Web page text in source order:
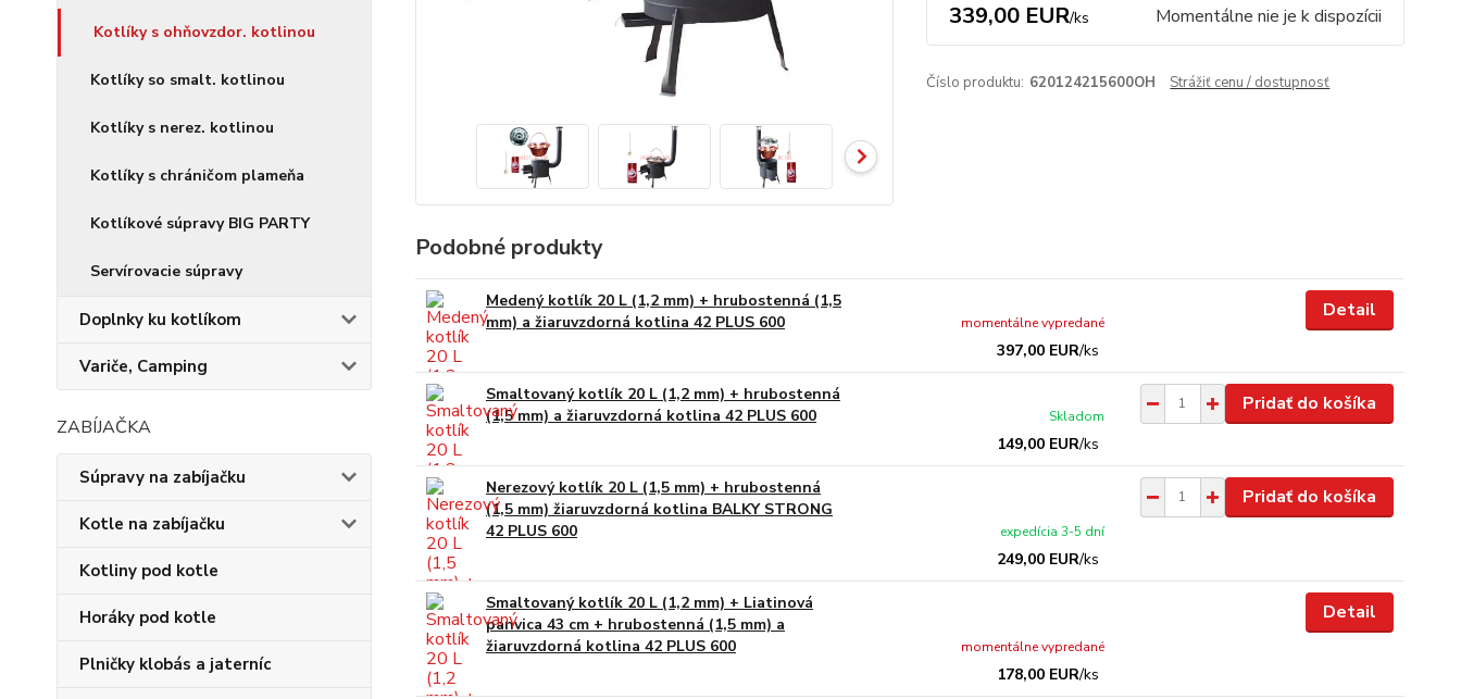
Kotlíky s ohňovzdor. kotlinou
Kotlíky so smalt. kotlinou
Kotlíky s nerez. kotlinou
Kotlíky s chráničom plameňa
Kotlíkové súpravy BIG PARTY
Servírovacie súpravy
Doplnky ku kotlíkom
Variče, Camping
ZABÍJAČKA
Súpravy na zabíjačku
Kotle na zabíjačku
Kotliny pod kotle
Horáky pod kotle
Plničky klobás a jaterníc
339,00 EUR/ks Momentálne nie je k dispozícii
Číslo produktu: 620124215600OH Strážiť cenu / dostupnosť
Podobné produkty
Medený kotlík 20 L (1,2 mm) + hrubostenná (1,5
mm) a žiaruvzdorná kotlina 42 PLUS 600
397,00 EUR/ks
momentálne vypredané
Detail
Smaltovaný kotlík 20 L (1,2 mm) + hrubostenná
(1,5 mm) a žiaruvzdorná kotlina 42 PLUS 600
149,00 EUR/ks
Skladom
Pridať do košíka
Nerezový kotlík 20 L (1,5 mm) + hrubostenná
(1,5 mm) žiaruvzdorná kotlina BALKY STRONG
42 PLUS 600
249,00 EUR/ks
expedícia 3-5 dní
Pridať do košíka
Smaltovaný kotlík 20 L (1,2 mm) + Liatinová
panvica 43 cm + hrubostenná (1,5 mm) a
žiaruvzdorná kotlina 42 PLUS 600
178,00 EUR/ks
momentálne vypredané
Detail